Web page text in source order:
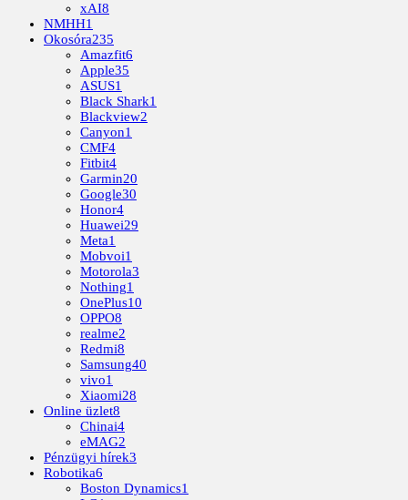
xAI8
NMHH1
Okosóra235
Amazfit6
Apple35
ASUS1
Black Shark1
Blackview2
Canyon1
CMF4
Fitbit4
Garmin20
Google30
Honor4
Huawei29
Meta1
Mobvoi1
Motorola3
Nothing1
OnePlus10
OPPO8
realme2
Redmi8
Samsung40
vivo1
Xiaomi28
Online üzlet8
Chinai4
eMAG2
Pénzügyi hírek3
Robotika6
Boston Dynamics1